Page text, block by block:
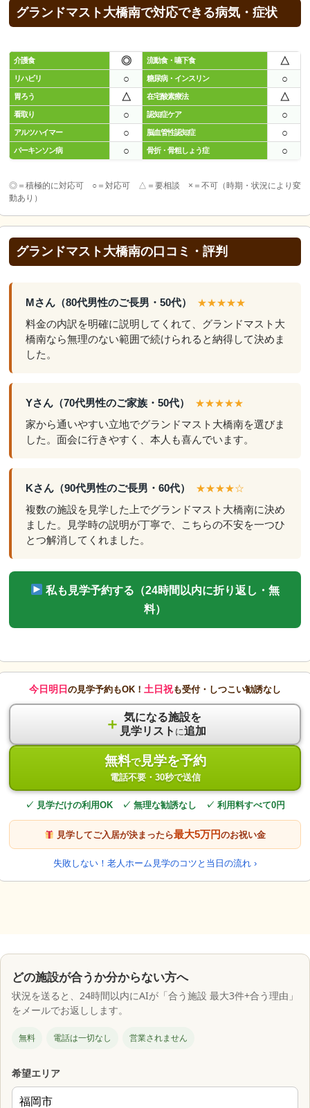
グランドマスト大橋南で対応できる病気・症状
介護食 ◎ 流動食・嚥下食 △
リハビリ ○ 糖尿病・インスリン ○
胃ろう △ 在宅酸素療法 △
看取り ○ 認知症ケア ○
アルツハイマー ○ 脳血管性認知症 ○
パーキンソン病 ○ 骨折・骨粗しょう症 ○
◎＝積極的に対応可 ○＝対応可 △＝要相談 ×＝不可（時期・状況により変
動あり）
グランドマスト大橋南の口コミ・評判
Mさん（80代男性のご長男・50代） ★★★★★
料金の内訳を明確に説明してくれて、グランドマスト大
橋南なら無理のない範囲で続けられると納得して決めま
した。
Yさん（70代男性のご家族・50代） ★★★★★
家から通いやすい立地でグランドマスト大橋南を選びま
した。面会に行きやすく、本人も喜んでいます。
Kさん（90代男性のご長男・60代） ★★★★☆
複数の施設を見学した上でグランドマスト大橋南に決め
ました。見学時の説明が丁寧で、こちらの不安を一つひ
とつ解消してくれました。
私も見学予約する（24時間以内に折り返し・無
料）
今日明日 の見学予約もOK！ 土日祝も受付・しつこい勧誘なし
＋ 気になる施設を
見学リスト に追加
無料で見学を予約
電話不要・30秒で送信
✓ 見学だけの利用OK ✓ 無理な勧誘なし ✓ 利用料すべて0円
見学してご入居が決まったら最大5万円のお祝い金
失敗しない！老人ホーム見学のコツと当日の流れ ›
どの施設が合うか分からない方へ
状況を送ると、24時間以内にAIが「合う施設 最大3件+合う理由」
をメールでお返しします。
無料 電話は一切なし 営業されません
希望エリア